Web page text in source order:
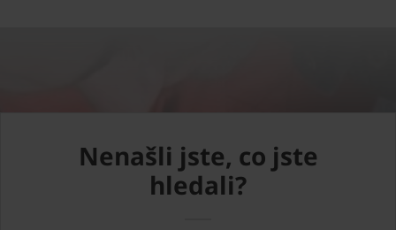
Nenašli jste, co jste
hledali?